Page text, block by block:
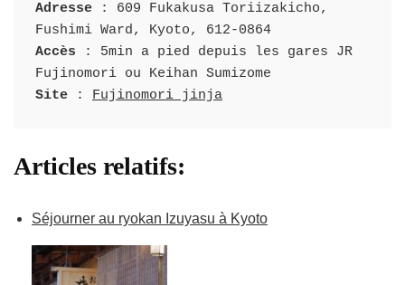
Adresse : 609 Fukakusa Toriizakicho,
Fushimi Ward, Kyoto, 612-0864
Accès
: 5min a pied depuis les gares JR
Fujinomori ou Keihan Sumizome
Site
: Fujinomori jinja
Articles relatifs:
Séjourner au ryokan Izuyasu à Kyoto